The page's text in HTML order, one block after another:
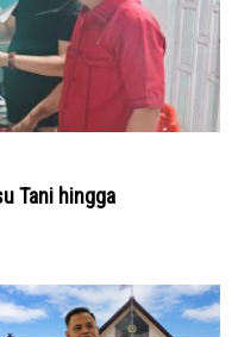
Tani hingga